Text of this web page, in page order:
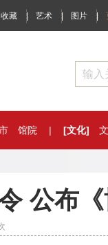
收藏 | 艺术 | 图片 |
馆院 | [文化]
公布